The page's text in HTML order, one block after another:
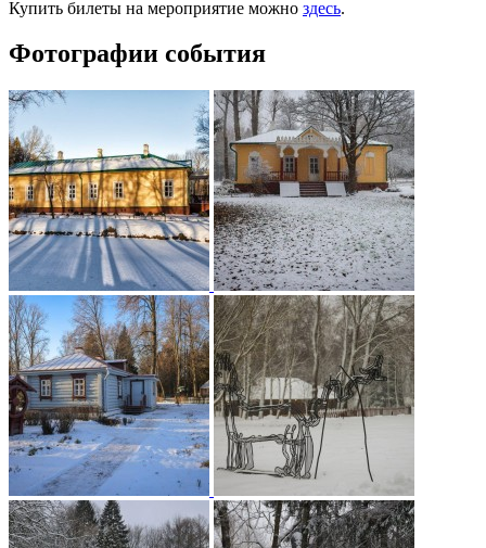
Купить билеты на мероприятие можно здесь.
Фотографии события